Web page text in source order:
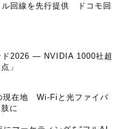
ル回線を先行提供 ドコモ回
ド2026 ― NVIDIA 1000社超
」
現在地 Wi-Fiと光ファイバ
に